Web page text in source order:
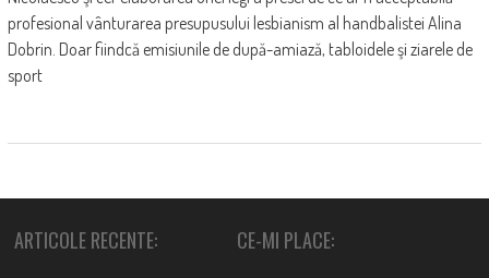
profesional vânturarea presupusului lesbianism al handbalistei Alina
Dobrin. Doar fiindcă emisiunile de după-amiază, tabloidele şi ziarele de
sport
ARTICOLE RECENTE: CE-MI PLACE: